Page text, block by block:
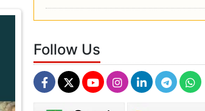
के गंभीर आरोप
Follow Us